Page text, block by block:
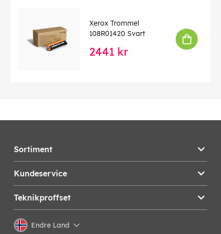
Xerox Trommel
108R01420 Svart
2441 kr
Sortiment
Kundeservice
Teknikproffset
Endre Land